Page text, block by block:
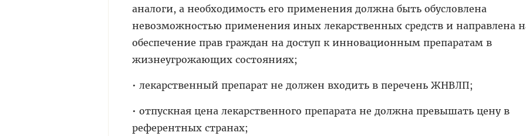
аналоги, а необходимость его применения должна быть обусловлена
невозможностью применения иных лекарственных средств и направлена
обеспечение прав граждан на доступ к инновационным препаратам в
жизнеугрожающих состояниях;
• лекарственный препарат не должен входить в перечень ЖНВЛП;
• отпускная цена лекарственного препарата не должна превышать цену в
референтных странах;